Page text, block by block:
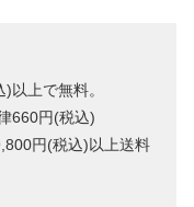
以上で無料。
660円(税込)
円(税込)以上送料